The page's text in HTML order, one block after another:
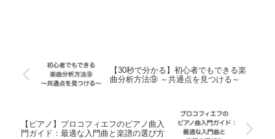
【30秒で分かる】初心者でもできる楽
曲分析方法⑨ ～共通点を見つける～
【ピアノ】プロコフィエフのピアノ曲入
門ガイド：最適な入門曲と楽譜の選び方